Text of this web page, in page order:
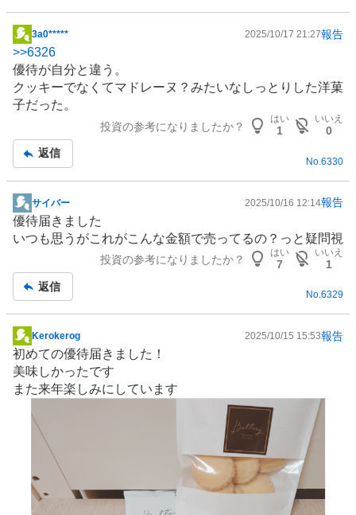
掲
示
板
記
事
3a0***** 2025/10/17 21:27報告
>>6326
優待が自分と違う。
クッキーでなくてマドレーヌ？みたいなしっとりした洋菓
子だった。
投資の参考になりましたか？
はい
1
いいえ
0
返信
No. 6330
掲
示
板
サイバー 2025/10/16 12:14報告
優待届きました
いつも思うがこれがこんな金額で売ってるの？っと疑問視
投資の参考になりましたか？
はい
7
いいえ
1
返信
No.6329
掲
示
板
記
Kerokerog 2025/10/15 15:53報告
初めての優待届きました！
美味しかったです
また来年楽しみにしています